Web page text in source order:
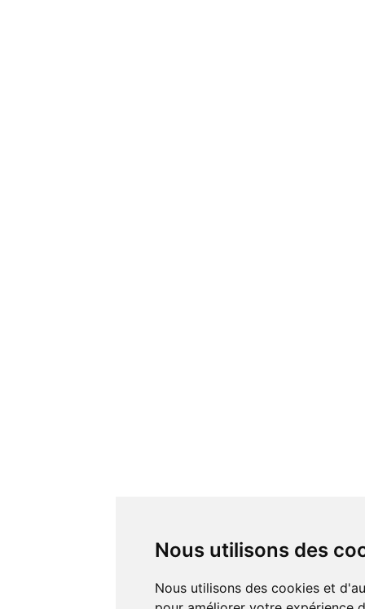
Nous utilisons des
Nous utilisons des cookies et d'autres technologies de suivi